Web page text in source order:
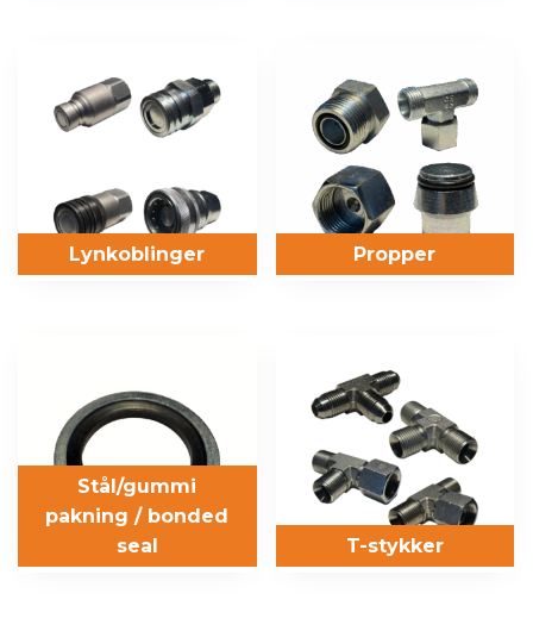
Lynkoblinger Propper
Stål/gummi
pakning / bonded
seal
T-stykker